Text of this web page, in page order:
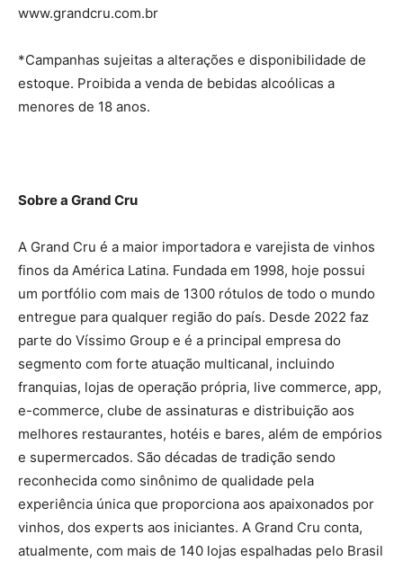
www.grandcru.com.br
*Campanhas sujeitas a alterações e disponibilidade de
estoque. Proibida a venda de bebidas alcoólicas a
menores de 18 anos.
Sobre a Grand Cru
A Grand Cru é a maior importadora e varejista de vinhos
finos da América Latina. Fundada em 1998, hoje possui
um portfólio com mais de 1300 rótulos de todo o mundo
entregue para qualquer região do país. Desde 2022 faz
parte do Víssimo Group e é a principal empresa do
segmento com forte atuação multicanal, incluindo
franquias, lojas de operação própria, live commerce, app,
e-commerce, clube de assinaturas e distribuição aos
melhores restaurantes, hotéis e bares, além de empórios
e supermercados. São décadas de tradição sendo
reconhecida como sinônimo de qualidade pela
experiência única que proporciona aos apaixonados por
vinhos, dos experts aos iniciantes. A Grand Cru conta,
atualmente, com mais de 140 lojas espalhadas pelo Brasil